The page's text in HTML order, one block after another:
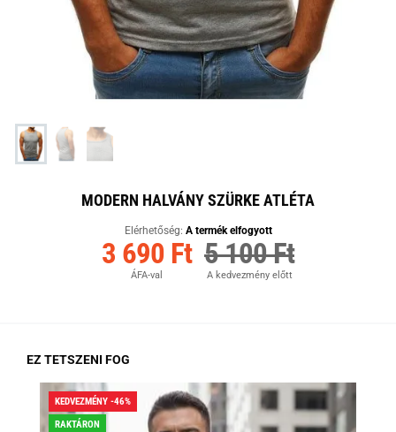
MODERN HALVÁNY SZÜRKE ATLÉTA
Elérhetőség: A termék elfogyott
3 690 Ft
ÁFA-val
5 100 Ft
A kedvezmény előtt
EZ TETSZENI FOG
KEDVEZMÉNY -46%
RAKTÁRON